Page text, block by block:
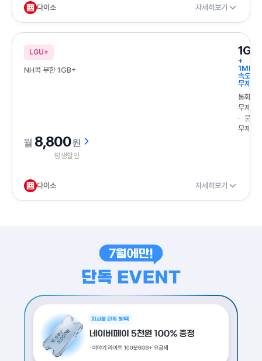
다이소 자세히보기
LGU+
NH콕 무한 1GB+
1GB
+
1Mbps
속도
무제한
통화
무제한
문자
무제한
8,800원
평생할인
다이소 자세히보기
7월에만 단독 EVENT